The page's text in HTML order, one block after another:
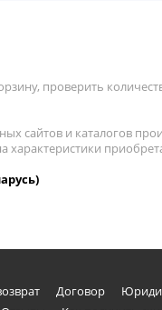
проверить
сайтов и каталогов
характеристики
Договор